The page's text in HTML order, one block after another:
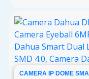
CAMERA IP DOME